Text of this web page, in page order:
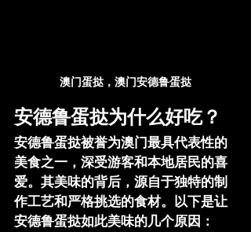
澳门蛋挞，澳门安德鲁蛋挞
安德鲁蛋挞为什么好吃？
安德鲁蛋挞被誉为澳门最具代表性的
美食之一，深受游客和本地居民的喜
爱。其美味的背后，源自于独特的制
作工艺和严格挑选的食材。以下是让
安德鲁蛋挞如此美味的几个原因：